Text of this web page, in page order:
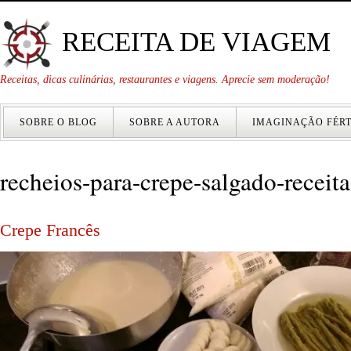
RECEITA DE VIAGEM
Receitas, dicas culinárias, restaurantes e viagens. Aprecie sem moderação!
SOBRE O BLOG SOBRE A AUTORA IMAGINAÇÃO
recheios-para-crepe-salgado-
Crepe Francês